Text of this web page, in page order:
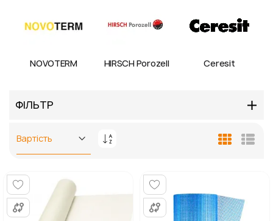
NOVOTERM HIRSCH Porozell Ceresit
ФІЛЬТР
Сортувати
збільшення